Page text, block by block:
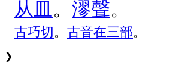
从 皿 。 漻聲。
古巧切。 古音在三部。
❯